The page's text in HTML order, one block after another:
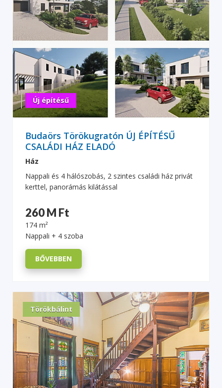
Új építésű
Budaörs Törökugratón ÚJ ÉPÍTÉSŰ
CSALÁDI HÁZ ELADÓ
Ház
Nappali és 4 hálószobás, 2 szintes családi ház privát
kerttel, panorámás kilátással
260 M Ft
174 m²
Nappali + 4 szoba
BŐVEBBEN
Törökbálint